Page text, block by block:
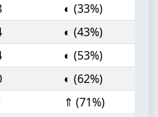
◐ (33%)
◐ (43%)
◐ (53%)
◐ (62%)
⇑ (71%)